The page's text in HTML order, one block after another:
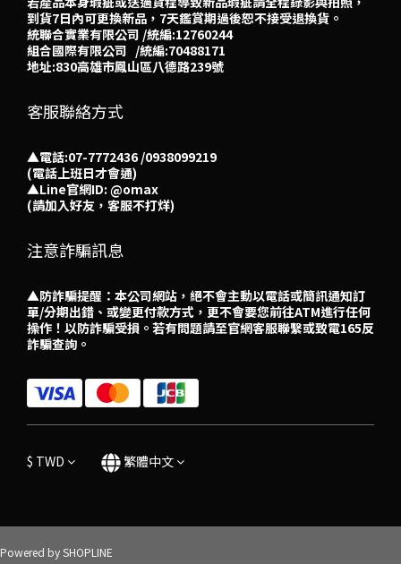
到貨7日內可更換新品，7天鑑賞期過後恕不接受退換貨。
統聯合實業有限公司 /統編:12760244
組合國際有限公司 /統編:70488171
地址:830高雄市鳳山區八德路239號
客服聯絡方式
▲電話:07-7772436 /0938099219
(電話上班日才會通)
▲Line官網ID: @omax​
(請加入好友，客服不打烊)
注意詐騙訊息
▲防詐騙提醒：本公司網站，絕不會主動以電話或簡訊通知訂
單/分期出錯、或變更付款方式，更不會要您前往ATM進行任何
操作！以防詐騙受損。若有問題請至官網客服聯繫或致電165反
詐騙查詢。
$ TWD 繁體中文
Powered by SHOPLINE